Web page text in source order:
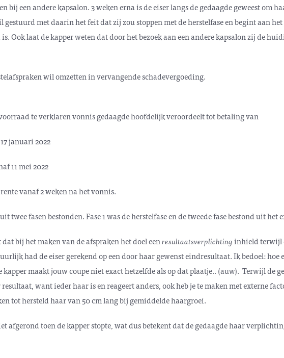
bij een andere kapsalon. 3 weken erna is de eiser langs de gedaagde geweest om
gestuurd met daarin het feit dat zij zou stoppen met de herstelfase en begint aan
Ook laat de kapper weten dat door het bezoek aan een andere kapsalon zij de
wil omzetten in vervangende schadevergoeding.
te verklaren vonnis gedaagde hoofdelijk veroordeelt tot betaling van
januari 2022
11 mei 2022
vanaf 2 weken na het vonnis.
fasen bestonden. Fase 1 was de herstelfase en de tweede fase bestond uit het
bij het maken van de afspraken het doel eenresultaatsverplichtinginhield terwijl
had de eiser gerekend op een door haar gewenst eindresultaat. Ik bedoel: hoe
kapper maakt jouw coupe niet exact hetzelfde als op dat plaatje.. (auw). Terwijl de
want ieder haar is en reageert anders, ook heb je te maken met externe
tot hersteld haar van 50 cm lang bij gemiddelde haargroei.
afgerond toen de kapper stopte, wat dus betekent dat de gedaagde haar